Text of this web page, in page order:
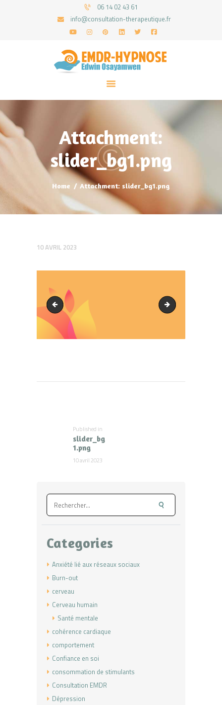
06 14 02 43 61
info@consultation-therapeutique.fr
Attachment:
slider_bg1.png
Home Attachment: slider_bg1.png
ACCUEIL
MON APPROCHE
ARTICLES
CONSULTATIONS
PRENEZ UN RDV
10 AVRIL 2023
slides_11.jpg slides_21.jpg
Published in
post:
slider_bg
1.png
10 avril 2023
Rechercher :
Categories
Anxiété lié aux réseaux sociaux
Burn-out
cerveau
Cerveau humain
Santé mentale
cohérence cardiaque
comportement
Confiance en soi
consommation de stimulants
Consultation EMDR
Dépression